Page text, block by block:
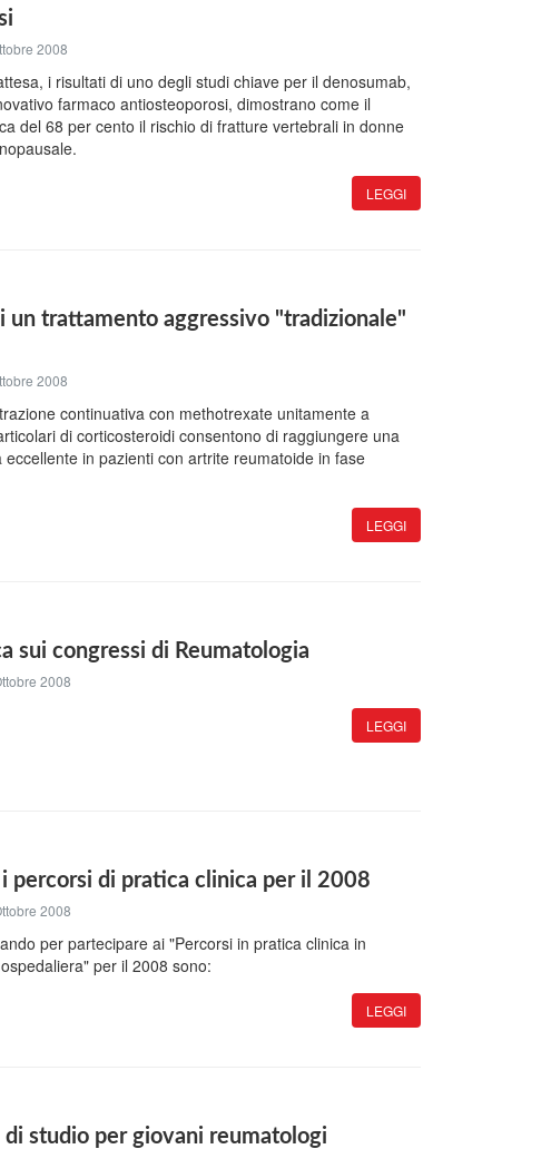
2008
i risultati di uno degli studi chiave per il denosumab,
farmaco antiosteoporosi, dimostrano come il
del 68 per cento il rischio di fratture vertebrali in donne
LEGGI
un trattamento aggressivo "tradizionale"
2008
continuativa con methotrexate unitamente a
di corticosteroidi consentono di raggiungere una
eccellente in pazienti con artrite reumatoide in fase
LEGGI
sui congressi di Reumatologia
2008
LEGGI
percorsi di pratica clinica per il 2008
2008
per partecipare ai "Percorsi in pratica clinica in
per il 2008 sono:
LEGGI
di studio per giovani reumatologi